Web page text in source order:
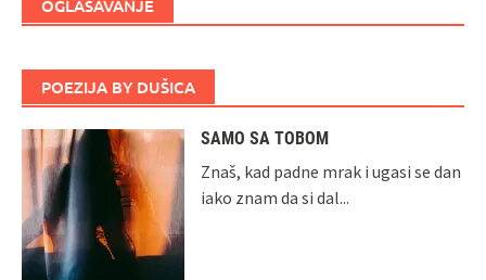
OGLAŠAVANJE
POEZIJA BY DUŠICA
SAMO SA TOBOM
Znaš, kad padne mrak i ugasi se dan
iako znam da si dal...